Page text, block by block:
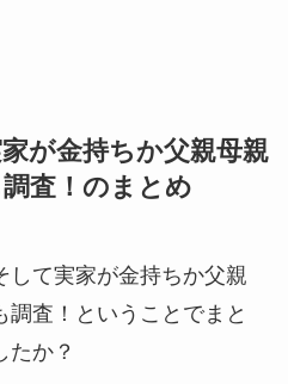
が金持ちか父親母親
査！のまとめ
して実家が金持ちか父親
査！ということでまと
たか？